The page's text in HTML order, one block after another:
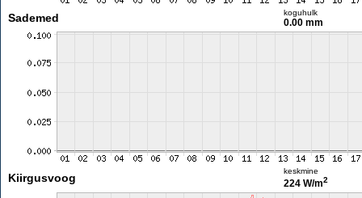
Sademed koguhulk
0.00 mm
Kiirgusvoog
keskmine
224 W/m2